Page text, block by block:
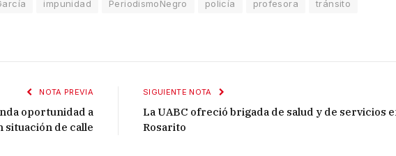
impunidad PeriodismoNegro policía profesora
tránsito
NOTA PREVIA
oportunidad a
situación de calle
SIGUIENTE NOTA
La UABC ofreció brigada de salud y de servicios
Rosarito